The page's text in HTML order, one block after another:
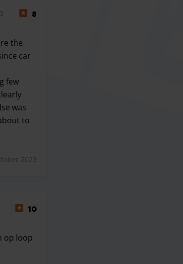
8
the
car
few
was
to
2023
10
op loop